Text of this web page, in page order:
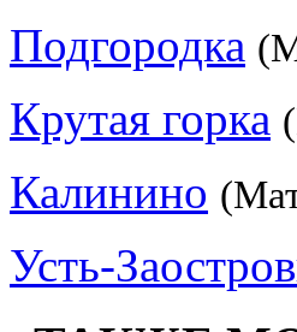
Подгородка
Крутая горка
Калинино
Усть-